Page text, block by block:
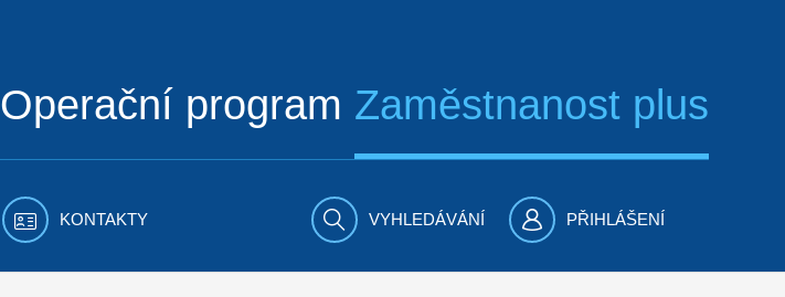
Operační program Zaměstnanost plus
KONTAKTY VYHLEDÁVÁNÍ PŘIHLÁŠENÍ